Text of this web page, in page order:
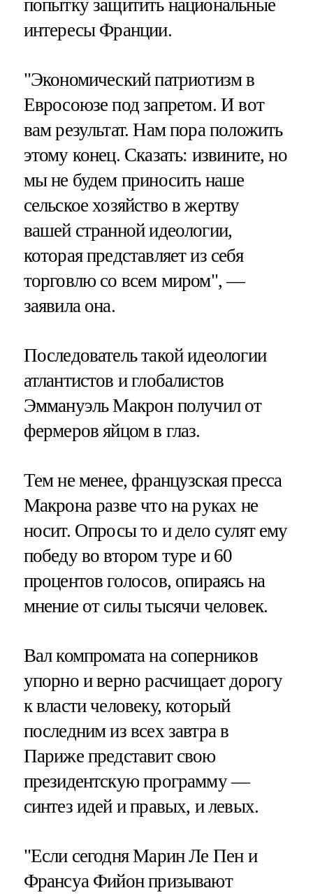
попытку защитить национальные
интересы Франции.
"Экономический патриотизм в
Евросоюзе под запретом. И вот
вам результат. Нам пора положить
этому конец. Сказать: извините, но
мы не будем приносить наше
сельское хозяйство в жертву
вашей странной идеологии,
которая представляет из себя
торговлю со всем миром", —
заявила она.
Последователь такой идеологии
атлантистов и глобалистов
Эммануэль Макрон получил от
фермеров яйцом в глаз.
Тем не менее, французская пресса
Макрона разве что на руках не
носит. Опросы то и дело сулят ему
победу во втором туре и 60
процентов голосов, опираясь на
мнение от силы тысячи человек.
Вал компромата на соперников
упорно и верно расчищает дорогу
к власти человеку, который
последним из всех завтра в
Париже представит свою
президентскую программу —
синтез идей и правых, и левых.
"Если сегодня Марин Ле Пен и
Франсуа Фийон призывают